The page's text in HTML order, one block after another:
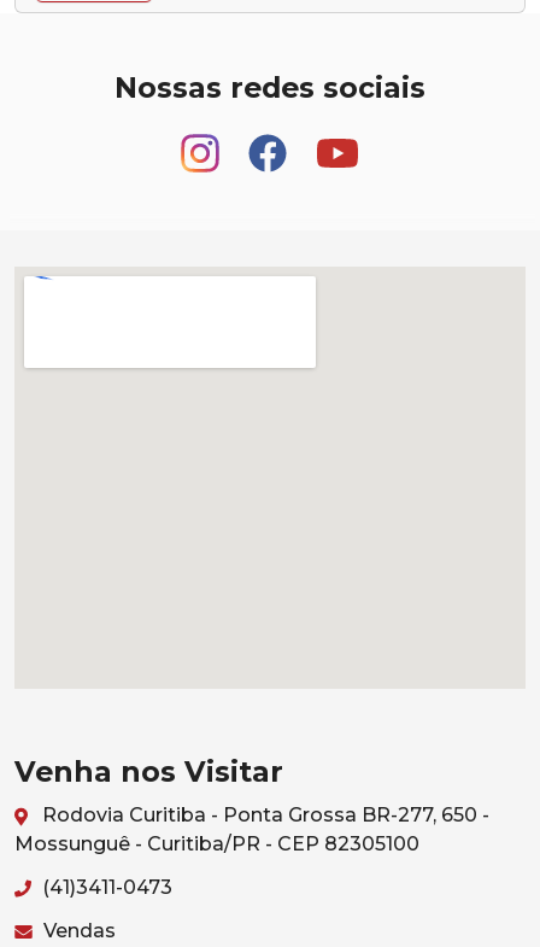
Nossas redes sociais
Venha nos Visitar
Rodovia Curitiba - Ponta Grossa BR-277, 650 -
Mossunguê - Curitiba/PR - CEP 82305100
(41)3411-0473
Vendas